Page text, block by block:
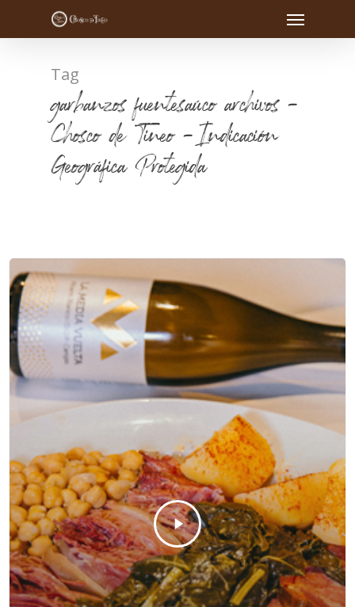
Tag
garbanzos fuentesaúco archivos -
Chosco de Tineo - Indicación
Geográfica Protegida